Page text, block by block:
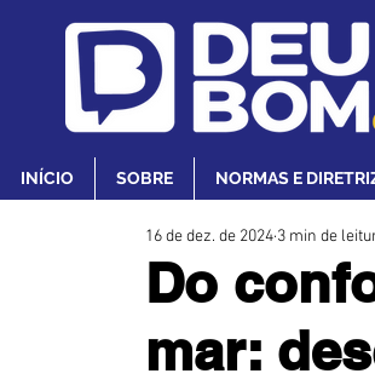
INÍCIO SOBRE NORMAS E
Do
mar:
16 de dez. de 2024 3 min de